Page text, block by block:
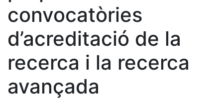
convocatòries
d’acreditació de la
recerca i la recerca
avançada